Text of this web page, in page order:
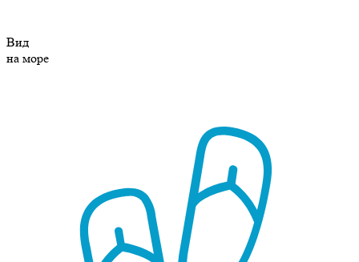
Вид
на море